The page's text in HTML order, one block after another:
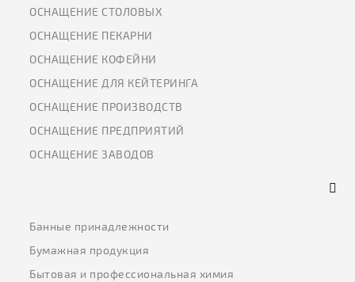
ОСНАЩЕНИЕ СТОЛОВЫХ
ОСНАЩЕНИЕ ПЕКАРНИ
ОСНАЩЕНИЕ КОФЕЙНИ
ОСНАЩЕНИЕ ДЛЯ КЕЙТЕРИНГА
ОСНАЩЕНИЕ ПРОИЗВОДСТВ
ОСНАЩЕНИЕ ПРЕДПРИЯТИЙ
ОСНАЩЕНИЕ ЗАВОДОВ
Банные принадлежности
Бумажная продукция
Бытовая и профессиональная химия